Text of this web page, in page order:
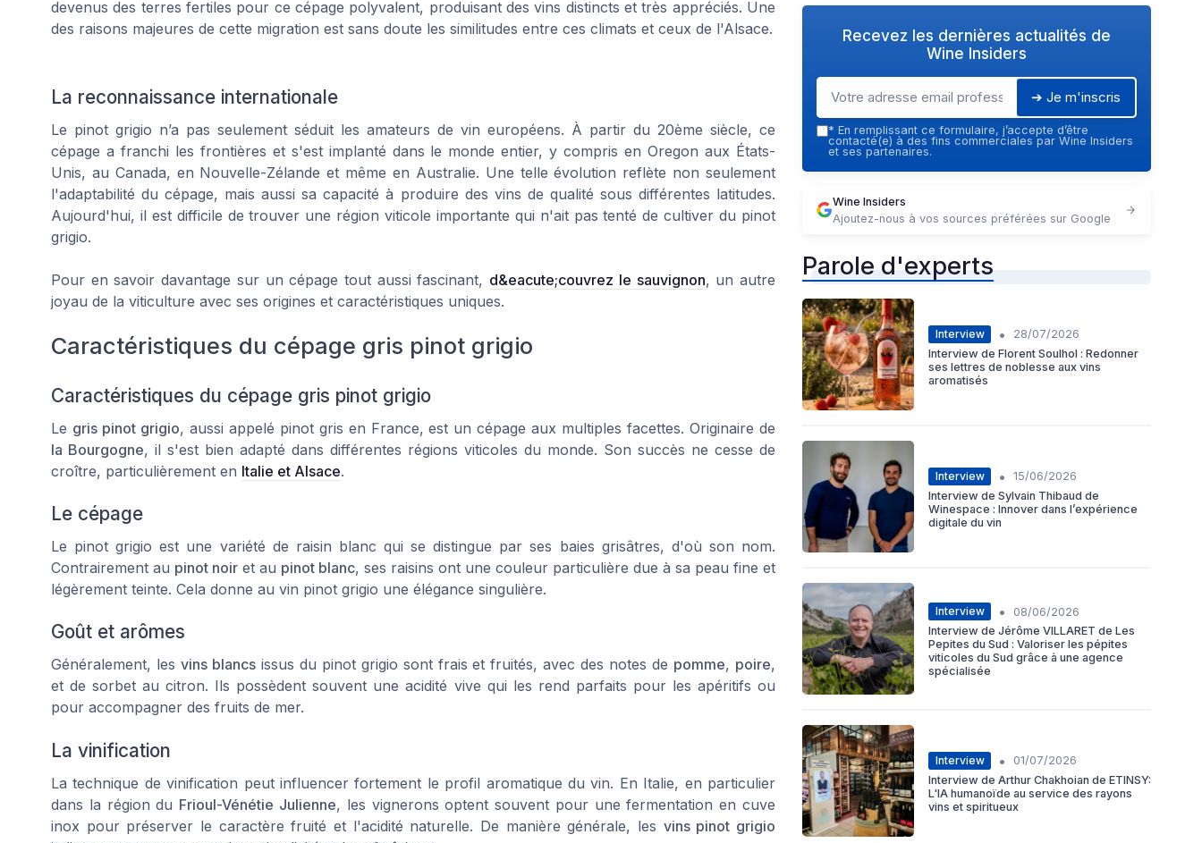
devenus des terres fertiles pour ce cépage polyvalent, produisant des vins distincts et très appréciés. Une
des raisons majeures de cette migration est sans doute les similitudes entre ces climats et ceux de l'Alsace.
La reconnaissance internationale
Le pinot grigio n’a pas seulement séduit les amateurs de vin européens. À partir du 20ème siècle, ce
cépage a franchi les frontières et s'est implanté dans le monde entier, y compris en Oregon aux États-
Unis, au Canada, en Nouvelle-Zélande et même en Australie. Une telle évolution reflète non seulement
l'adaptabilité du cépage, mais aussi sa capacité à produire des vins de qualité sous différentes latitudes.
Aujourd'hui, il est difficile de trouver une région viticole importante qui n'ait pas tenté de cultiver du pinot
grigio.
Pour en savoir davantage sur un cépage tout aussi fascinant, d&eacute;couvrez le sauvignon, un autre
joyau de la viticulture avec ses origines et caractéristiques uniques.
Caractéristiques du cépage gris pinot grigio
Caractéristiques du cépage gris pinot grigio
Le gris pinot grigio, aussi appelé pinot gris en France, est un cépage aux multiples facettes. Originaire de
la Bourgogne, il s'est bien adapté dans différentes régions viticoles du monde. Son succès ne cesse de
croître, particulièrement en Italie et Alsace.
Le cépage
Le pinot grigio est une variété de raisin blanc qui se distingue par ses baies grisâtres, d'où son nom.
Contrairement au pinot noir et au pinot blanc, ses raisins ont une couleur particulière due à sa peau fine et
légèrement teinte. Cela donne au vin pinot grigio une élégance singulière.
Goût et arômes
Généralement, les vins blancsissus du pinot grigio sont frais et fruités, avec des notes de pomme, poire,
et de sorbet au citron. Ils possèdent souvent une acidité vive qui les rend parfaits pour les apéritifs ou
pour accompagner des fruits de mer.
La vinification
La technique de vinification peut influencer fortement le profil aromatique du vin. En Italie, en particulier
dans la région du Frioul-Vénétie Julienne, les vignerons optent souvent pour une fermentation en cuve
inox pour préserver le caractère fruité et l'acidité naturelle. De manière générale, les vins pinot grigio
Recevez les dernières actualités de
Wine Insiders
➔ Je m'inscris
* En remplissant ce formulaire, j’accepte d’être
contacté(e) à des fins commerciales par Wine Insiders
et ses partenaires.
Wine Insiders
Ajoutez-nous à vos sources préférées sur Google
Parole d'experts
Interview •
28/07/2026
Interview de Florent Soulhol : Redonner
ses lettres de noblesse aux vins
aromatisés
Interview •
15/06/2026
Interview de Sylvain Thibaud de
Winespace : Innover dans l’expérience
digitale du vin
Interview •
08/06/2026
Interview de Jérôme VILLARET de Les
Pepites du Sud : Valoriser les pépites
viticoles du Sud grâce à une agence
spécialisée
Interview •
01/07/2026
Interview de Arthur Chakhoian de ETINSY:
L'IA humanoïde au service des rayons
vins et spiritueux